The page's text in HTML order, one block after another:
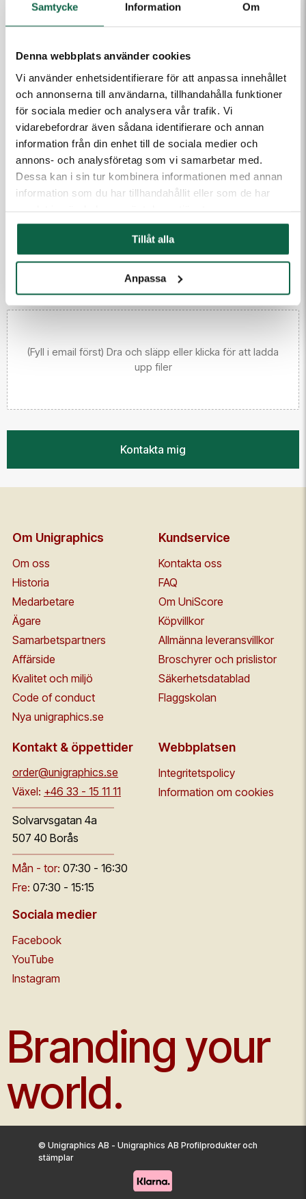
Samtycke Information Om
Denna webbplats använder cookies
Vi använder enhetsidentifierare för att anpassa innehållet
och annonserna till användarna, tillhandahålla funktioner
för sociala medier och analysera vår trafik. Vi
vidarebefordrar även sådana identifierare och annan
information från din enhet till de sociala medier och
annons- och analysföretag som vi samarbetar med.
Dessa kan i sin tur kombinera informationen med annan
information som du har tillhandahållit eller som de har
Tillåt alla
Anpassa
Höjd (mm)
700
Bredd (mm)
Produkten är en beställningsvara. Ange dina uppgifter
så kontaktar vi dig.
E-post
Telefon
(Fyll i email först) Dra och släpp eller klicka för att ladda
upp filer
Kontakta mig
Om Unigraphics
Om oss
Historia
Medarbetare
Ägare
Samarbetspartners
Affärside
Kvalitet och miljö
Code of conduct
Nya unigraphics.se
Kundservice
Kontakta oss
FAQ
Om UniScore
Köpvillkor
Allmänna leveransvillkor
Broschyrer och prislistor
Säkerhetsdatablad
Flaggskolan
Kontakt & öppettider
order@unigraphics.se
Växel: +46 33 - 15 11 11
Solvarvsgatan 4a
507 40 Borås
Mån - tor: 07:30 - 16:30
Fre: 07:30 - 15:15
Webbplatsen
Integritetspolicy
Information om cookies
Sociala medier
Facebook
YouTube
Instagram
Branding your
world.
© Unigraphics AB - Unigraphics AB Profilprodukter och
stämplar